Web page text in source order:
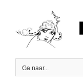
inhoud
Ga naar...